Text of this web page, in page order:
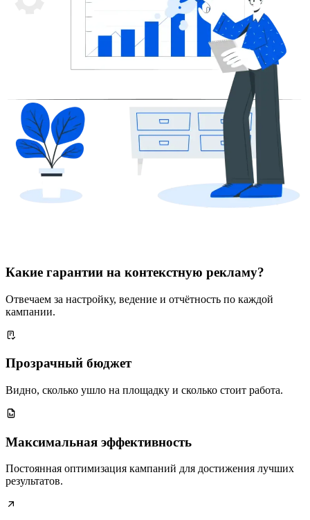
Какие гарантии на контекстную рекламу?
Отвечаем за настройку, ведение и отчётность по каждой
кампании.
Прозрачный бюджет
Видно, сколько ушло на площадку и сколько стоит работа.
Максимальная эффективность
Постоянная оптимизация кампаний для достижения лучших
результатов.